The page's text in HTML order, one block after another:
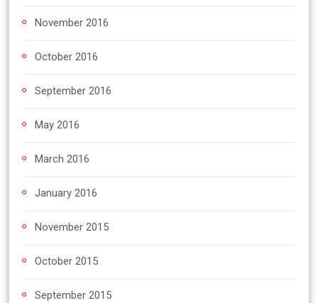
November 2016
October 2016
September 2016
May 2016
March 2016
January 2016
November 2015
October 2015
September 2015